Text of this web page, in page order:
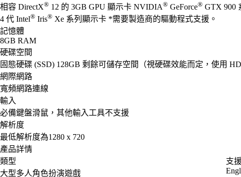
相容 DirectX® 12 的 3GB GPU 顯示卡 NVIDIA® GeForce® GTX 900
4 代 Intel® Iris® Xe 系列顯示卡 *需要製造商的驅動程式支援。
記憶體
8GB RAM
硬碟空間
固態硬碟 (SSD) 128GB 剩餘可儲存空間（視硬碟效能而定，使用
網際網路
寬頻網路連線
輸入
必備鍵盤滑鼠，其他輸入工具不支援
解析度
最低解析度為1280 x 720
產品詳情
類型
大型多人角色扮演遊戲
支